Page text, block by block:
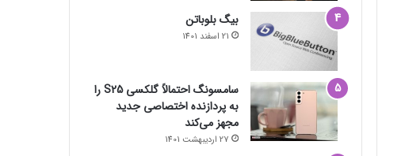
بیگ بلوباتن
21 اسفند 1401
سامسونگ احتمالاً گلکسی S25 را
به پردازنده اختصاصی جدید
مجهز می‌کند
27 اردیبهشت 1401